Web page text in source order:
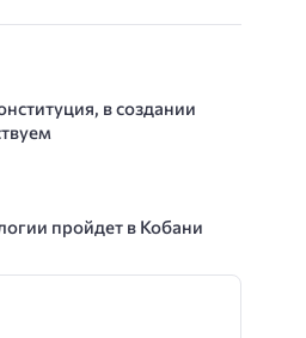
в создании
пройдет в Кобани